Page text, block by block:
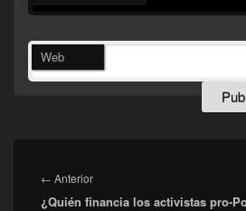
Web
de
entradas
← AnteriorEntrada
anterior:
¿Quién financia los activistas pro-